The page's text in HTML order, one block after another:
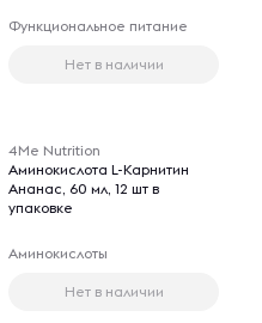
Функциональное питание
Нет в наличии
4Me Nutrition
Аминокислота L-Карнитин
Ананас, 60 мл, 12 шт в
упаковке
Аминокислоты
Нет в наличии